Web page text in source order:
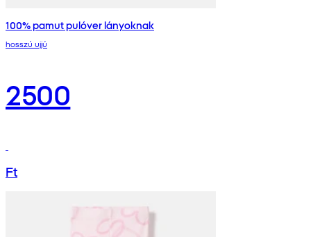
100% pamut pulóver lányoknak
hosszú ujjú
2500
Ft